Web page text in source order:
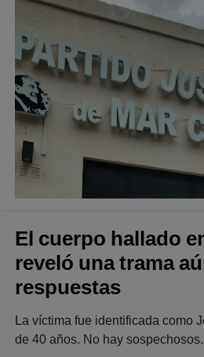
El cuerpo hallado
reveló una trama
respuestas
La víctima fue identificada como
de 40 años. No hay sospechosos.